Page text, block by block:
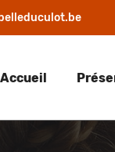
Accueil